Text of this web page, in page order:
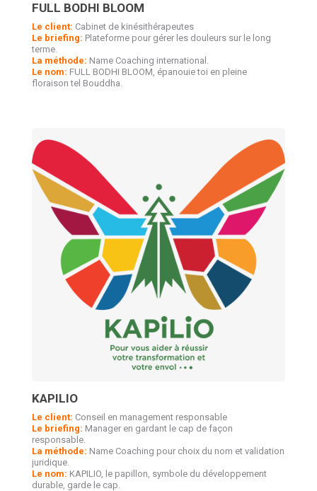
FULL BODHI BLOOM
Le client: Cabinet de kinésithérapeutes
Le briefing: Plateforme pour gérer les douleurs sur le long
terme.
La méthode: Name Coaching international.
Le nom: FULL BODHI BLOOM, épanouie toi en pleine
floraison tel Bouddha.
KAPILIO
Le client: Conseil en management responsable
Le briefing: Manager en gardant le cap de façon
responsable.
La méthode: Name Coaching pour choix du nom et validation
juridique.
Le nom: KAPILIO, le papillon, symbole du développement
durable, garde le cap.